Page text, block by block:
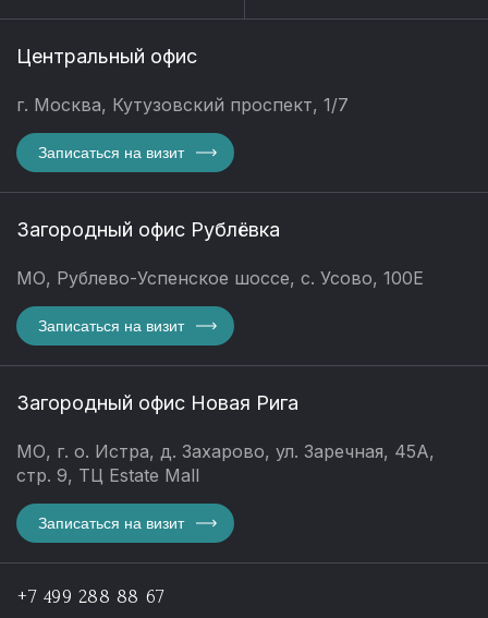
Центральный офис
г. Москва, Кутузовский проспект, 1/7
Записаться на визит
Загородный офис Рублёвка
МО, Рублево-Успенское шоссе, с. Усово, 100Е
Записаться на визит
Загородный офис Новая Рига
МО, г. о. Истра, д. Захарово, ул. Заречная, 45А,
стр. 9, ТЦ Estate Mall
Записаться на визит
+7 499 288 88 67